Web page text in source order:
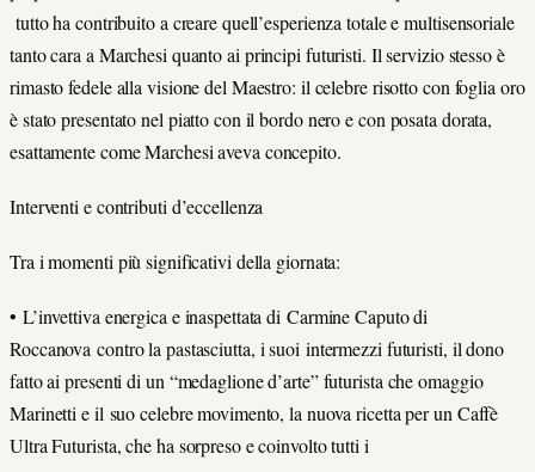
tutto ha contribuito a creare quell’esperienza totale e multisensoriale
tanto cara a Marchesi quanto ai principi futuristi. Il servizio stesso è
rimasto fedele alla visione del Maestro: il celebre risotto con foglia oro
è stato presentato nel piatto con il bordo nero e con posata dorata,
esattamente come Marchesi aveva concepito.
Interventi e contributi d’eccellenza
Tra i momenti più significativi della giornata:
• L’invettiva energica e inaspettata di Carmine Caputo di
Roccanova contro la pastasciutta, i suoi intermezzi futuristi, il dono
fatto ai presenti di un “medaglione d’arte” futurista che omaggio
Marinetti e il suo celebre movimento, la nuova ricetta per un Caffè
Ultra Futurista, che ha sorpreso e coinvolto tutti i